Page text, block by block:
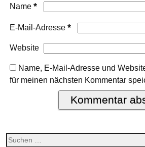
Name *
E-Mail-Adresse *
Website
Name, E-Mail-Adresse und
für meinen nächsten Kommentar